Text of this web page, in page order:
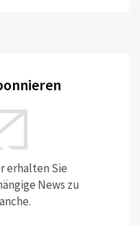
erhalten Sie
News zu